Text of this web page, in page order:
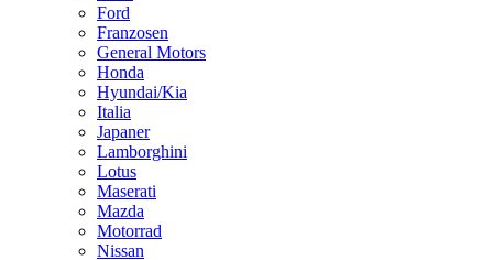
Ford
Franzosen
General Motors
Honda
Hyundai/Kia
Italia
Japaner
Lamborghini
Lotus
Maserati
Mazda
Motorrad
Nissan